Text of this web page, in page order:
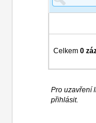
Celkem0
Pro uzavření
přihlásit.